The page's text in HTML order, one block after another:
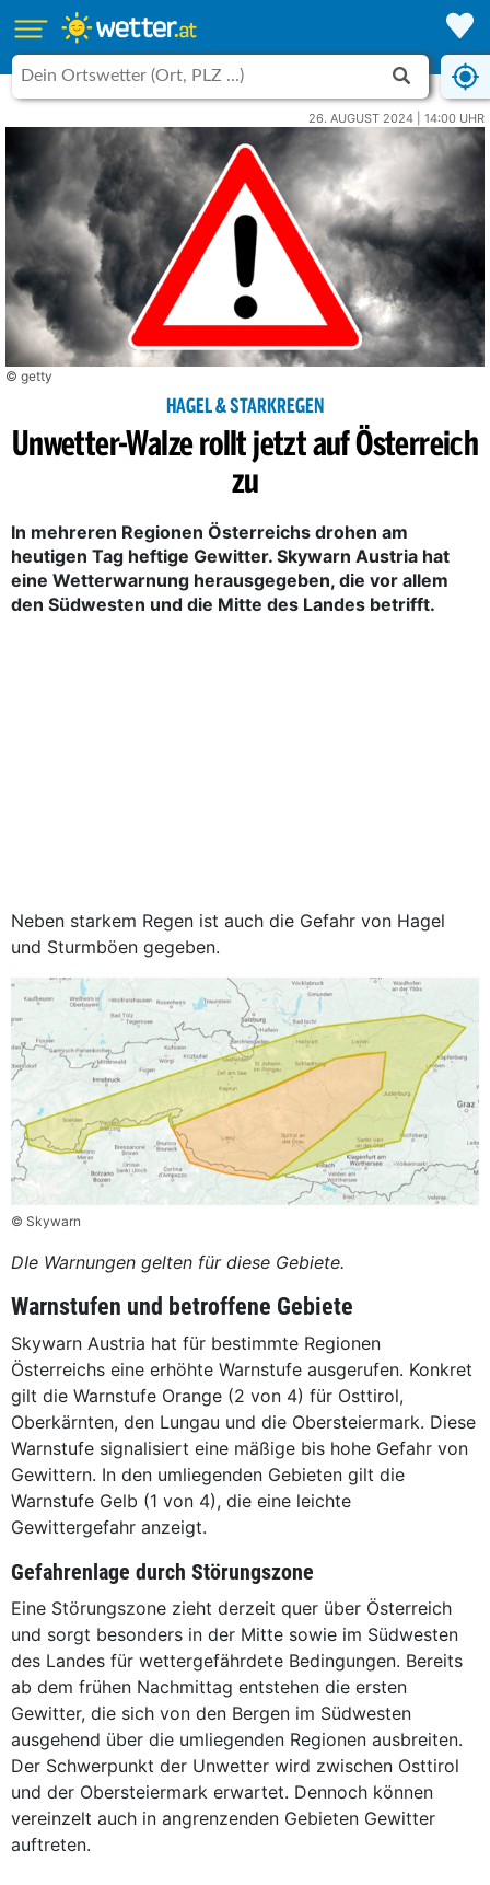
26. AUGUST 2024 | 14:00 UHR
© getty
HAGEL & STARKREGEN
Unwetter-Walze rollt jetzt auf Österreich
zu
In mehreren Regionen Österreichs drohen am
heutigen Tag heftige Gewitter. Skywarn Austria hat
eine Wetterwarnung herausgegeben, die vor allem
den Südwesten und die Mitte des Landes betrifft.
Neben starkem Regen ist auch die Gefahr von Hagel
und Sturmböen gegeben.
© Skywarn
DIe Warnungen gelten für diese Gebiete.
Warnstufen und betroffene Gebiete
Skywarn Austria hat für bestimmte Regionen
Österreichs eine erhöhte Warnstufe ausgerufen. Konkret
gilt die Warnstufe Orange (2 von 4) für Osttirol,
Oberkärnten, den Lungau und die Obersteiermark. Diese
Warnstufe signalisiert eine mäßige bis hohe Gefahr von
Gewittern. In den umliegenden Gebieten gilt die
Warnstufe Gelb (1 von 4), die eine leichte
Gewittergefahr anzeigt.
Gefahrenlage durch Störungszone
Eine Störungszone zieht derzeit quer über Österreich
und sorgt besonders in der Mitte sowie im Südwesten
des Landes für wettergefährdete Bedingungen. Bereits
ab dem frühen Nachmittag entstehen die ersten
Gewitter, die sich von den Bergen im Südwesten
ausgehend über die umliegenden Regionen ausbreiten.
Der Schwerpunkt der Unwetter wird zwischen Osttirol
und der Obersteiermark erwartet. Dennoch können
vereinzelt auch in angrenzenden Gebieten Gewitter
auftreten.